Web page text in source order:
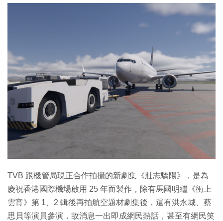
TVB 跟機管局現正合作拍攝的新劇集《壯志驕陽》，是為
慶祝香港國際機場啟用 25 年而製作，除有馬國明繼《衝上
雲宵》第 1、2 輯後再拍航空題材劇集後，還有洪永城、蔡
思貝等演員參演，故消息一出即成網民熱話，甚至有網民笑